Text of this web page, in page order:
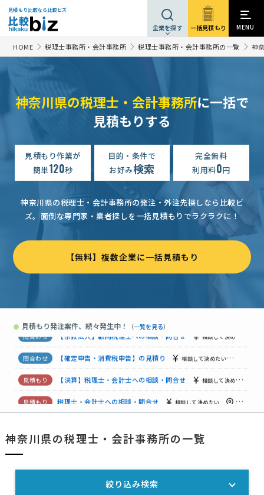
見積もり比較なら比較ビズ
企業を探す 一括見積もり MENU
HOME 税理士事務所・会計事務所 税理士事務所・会計事務所の一覧 神
神奈川県の税理士・会計事務所に一括で
見積もりする
見積もり作業が
簡単120秒
目的・条件で
お好み検索
完全無料
利用料0円
神奈川県の税理士・会計事務所の発注・外注先探しなら比較ビ
ズ。面倒な専門家・業者探しを一括見積もりでラクラクに！
【無料】複数企業に一括見積もり
● 見積もり発注案件、続々発生中！ （一覧を見る）
【宗教法人】顧問税理士への相談・問合せ
【確定申告・消費税申告】の見積り 相談して決めたい
【決算】税理士・会計士への相談・問合せ 相談して決めたい
税理士・会計士への相談・問合せ 相談して決めたい 神奈川県
顧問税理士の見積もり依頼 相談して決めたい 神奈川県
【3月決算、1億円を超える売上を計上】顧問税理士への相談・問合せ
【9月決算の法人の申告と相続税対策】の見積もり依頼 相談し
税理士・会計士への相談・問合せ 相談して決めたい 神奈川県
【個人事業の小児クリニック】顧問税理士の見積もり依頼
【宗教法人】顧問税理士への相談・問合せ
【確定申告・消費税申告】の見積り
【決算】税理士・会計士への相談・問合せ
税理士・会計士への相談・問合せ
顧問税理士の見積もり依頼 相談して決めたい
神奈川県の税理士・会計事務所の一覧
絞り込み検索